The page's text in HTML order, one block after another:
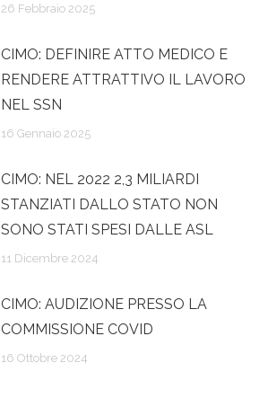
26 Febbraio 2025
CIMO: DEFINIRE ATTO MEDICO E
RENDERE ATTRATTIVO IL LAVORO
NEL SSN
16 Gennaio 2025
CIMO: NEL 2022 2,3 MILIARDI
STANZIATI DALLO STATO NON
SONO STATI SPESI DALLE ASL
11 Dicembre 2024
CIMO: AUDIZIONE PRESSO LA
COMMISSIONE COVID
16 Ottobre 2024